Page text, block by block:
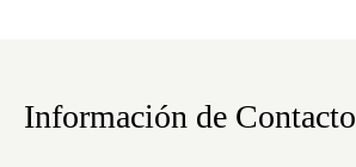
Información de Contacto